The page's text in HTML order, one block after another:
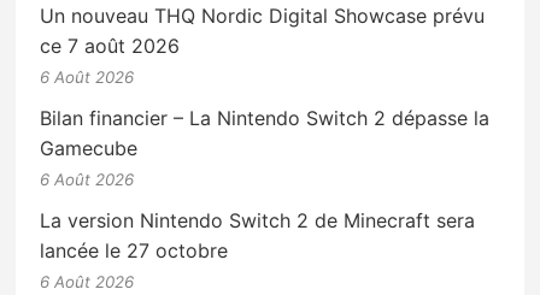
Un nouveau THQ Nordic Digital Showcase prévu
ce 7 août 2026
6 Août 2026
Bilan financier – La Nintendo Switch 2 dépasse la
Gamecube
6 Août 2026
La version Nintendo Switch 2 de Minecraft sera
lancée le 27 octobre
6 Août 2026